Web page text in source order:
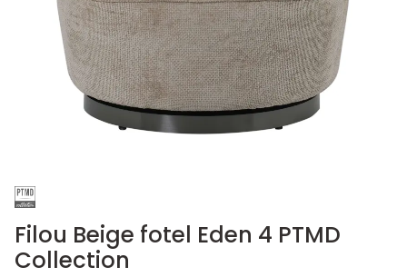
Filou Beige fotel Eden 4 PTMD
Collection